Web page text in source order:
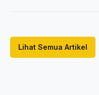
Lihat Semua Artikel